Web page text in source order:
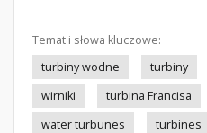
Temat i słowa kluczowe:
turbiny wodne
turbiny
wirniki
turbina Francisa
water turbunes
turbines